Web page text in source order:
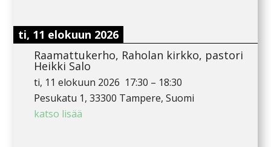
ti, 11 elokuun 2026
Raamattukerho, Raholan kirkko, pastori
Heikki Salo
ti, 11 elokuun 2026 17:30 – 18:30
Pesukatu 1, 33300 Tampere, Suomi
katso lisää